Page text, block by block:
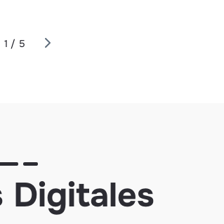
1 / 5
Digitales